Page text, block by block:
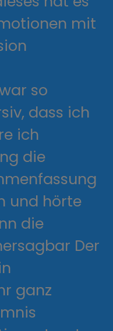
mit
so
dass ich
ich
die
und hörte
die
Der
ganz